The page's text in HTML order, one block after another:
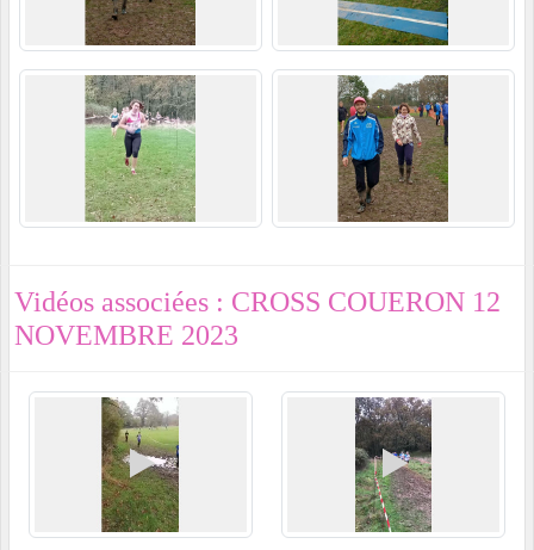
Vidéos associées : CROSS COUERON 12
NOVEMBRE 2023